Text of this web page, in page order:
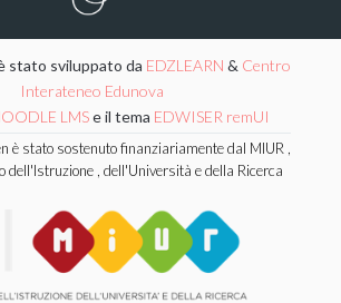
stato sviluppato da EDZLEARN & Centro
Interateneo Edunova
LMSe il tema EDWISER remUI
è stato sostenuto finanziariamente dal MIUR ,
dell'Istruzione , dell'Università e della Ricerca